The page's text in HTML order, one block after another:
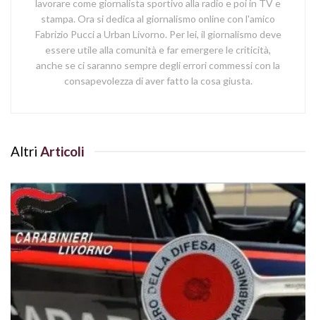
lavorare come giornalista sportivo alla radio e poi in TV e
stampa. Ora si dedica al giornalismo online con l'amico
Fabrizio Pucci a Urban Livorno. Per lei, il giornalismo deve
essere utile alla comunità e far emergere le criticità,
anche se ci saranno sempre degli errori commessi con la
consapevolezza di aver fatto la cosa giusta.
Altri Articoli